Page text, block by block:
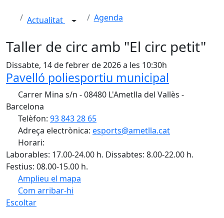
Actualitat Agenda
Taller de circ amb "El circ petit"
Dissabte, 14 de febrer de 2026 a les 10:30h
Pavelló poliesportiu municipal
Carrer Mina s/n - 08480 L'Ametlla del Vallès -
Barcelona
Telèfon: 93 843 28 65
Adreça electrònica: esports@ametlla.cat
Horari:
Laborables: 17.00-24.00 h. Dissabtes: 8.00-22.00 h.
Festius: 08.00-15.00 h.
Amplieu el mapa
Com arribar-hi
+
Escoltar